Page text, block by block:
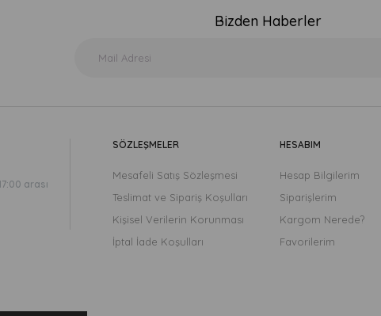
Bizden Haberler
arası
SÖZLEŞMELER
Mesafeli Satış Sözleşmesi
Teslimat ve Sipariş Koşulları
Kişisel Verilerin Korunması
İptal İade Koşulları
HESABIM
Hesap Bilgilerim
Siparişlerim
Kargom Nerede?
Favorilerim